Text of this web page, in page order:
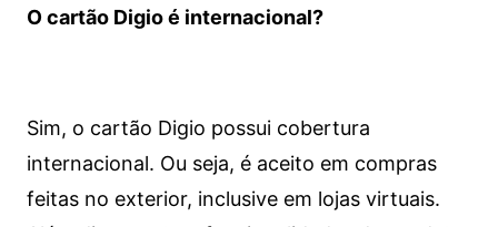
O cartão Digio é internacional?
Sim, o cartão Digio possui cobertura
internacional. Ou seja, é aceito em compras
feitas no exterior, inclusive em lojas virtuais.